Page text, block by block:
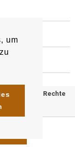
um
und Lost
4255606796024
e.K. Alle Rechte